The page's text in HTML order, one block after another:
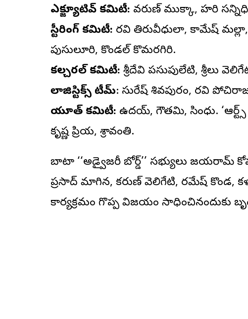
ఎగ్జిక్యూటివ్‌ కమిటీ: వరుణ్‌ ముక్కా, హరి
స్టీరింగ్‌ కమిటీ: రవి తిరువీధులా, కామేష్‌ మల్లా,
పుసులూరి, కొండల్ కొమరగిరి.
కల్చరల్‌ కమిటీ: శ్రీదేవి పసుపులేటి, శ్రీలు
లాజిస్టిక్స్‌ టీమ్‌: సురేష్‌ శివపురం, రవి
యూత్‌ కమిటీ: ఉదయ్‌, గౌతమి, సింధు.
కృష్ణ ప్రియ, శ్రావంతి.
బాటా ‘‘అడ్వైజరీ బోర్డ్‌’’ సభ్యులు
ప్రసాద్‌ మాగిన, కరుణ్‌ వెలిగేటి, రమేష్‌ కొండ,
కార్యక్రమం గొప్ప విజయం సాధించినందుకు